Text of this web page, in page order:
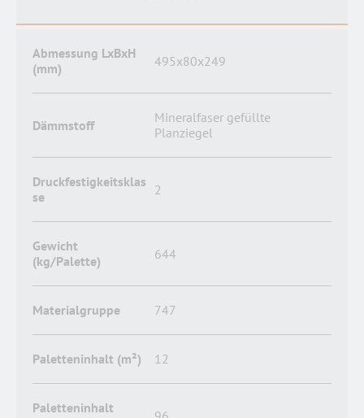
Abmessung LxBxH
(mm)
495x80x249
Dämmstoff
Mineralfaser gefüllte
Planziegel
Druckfestigkeitsklas
se
2
Gewicht
(kg/Palette)
644
Materialgruppe 747
Paletteninhalt (m²) 12
Paletteninhalt